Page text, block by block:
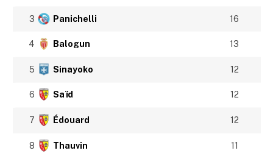
3 Panichelli 16
4 Balogun 13
5 Sinayoko 12
6 Saïd 12
7 Édouard 12
8 Thauvin 11